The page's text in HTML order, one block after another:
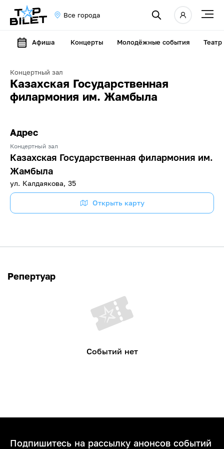
Все города
Афиша Концерты Молодёжные события Театр
Концертный зал
Казахская Государственная
филармония им. Жамбыла
Адрес
Концертный зал
Казахская Государственная филармония им.
Жамбыла
ул. Калдаякова, 35
Открыть карту
Репертуар
Событий нет
Подпишитесь на рассылку анонсов событий